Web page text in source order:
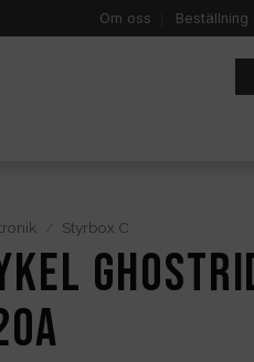
Om oss Beställning
Styrbox C